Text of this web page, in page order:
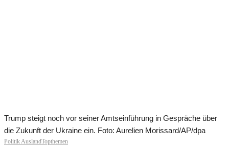
Trump steigt noch vor seiner Amtseinführung in Gespräche über
die Zukunft der Ukraine ein. Foto: Aurelien Morissard/AP/dpa
Politik AuslandTopthemen